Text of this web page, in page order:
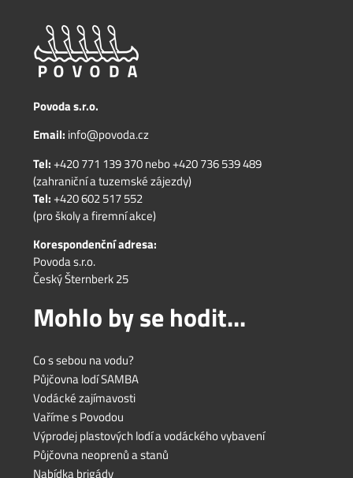
Povoda s.r.o.
Email: info@povoda.cz
Tel:+420 771 139 370nebo+420 736 539 489
(zahraniční a tuzemské zájezdy)
Tel:+420 602 517 552
(pro školy a firemní akce)
Korespondenční adresa:
Povoda s.r.o.
Český Šternberk 25
Mohlo by se hodit...
Co s sebou na vodu?
Půjčovna lodí SAMBA
Vodácké zajímavosti
Vaříme s Povodou
Výprodej plastových lodí a vodáckého vybavení
Půjčovna neoprenů a stanů
Nabídka brigády